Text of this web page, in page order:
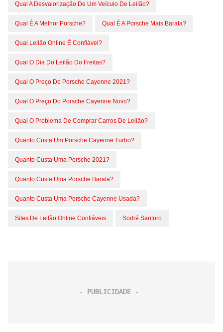
Qual A Desvalorização De Um Veículo De Leilão?
Qual É A Melhor Porsche? Qual É A Porsche Mais Barata?
Qual Leilão Online É Confiável?
Qual O Dia Do Leilão Do Freitas?
Qual O Preço Do Porsche Cayenne 2021?
Qual O Preço Do Porsche Cayenne Novo?
Qual O Problema De Comprar Carros De Leilão?
Quanto Custa Um Porsche Cayenne Turbo?
Quanto Custa Uma Porsche 2021?
Quanto Custa Uma Porsche Barata?
Quanto Custa Uma Porsche Cayenne Usada?
Sites De Leilão Online Confiáveis Sodré Santoro